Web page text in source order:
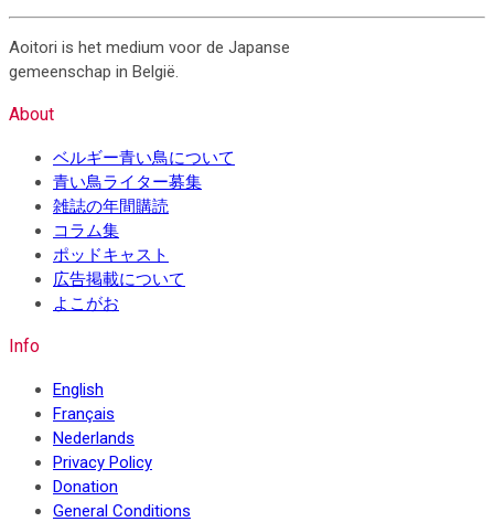
Aoitori is het medium voor de Japanse
gemeenschap in België.
About
ベルギー青い鳥について
青い鳥ライター募集
雑誌の年間購読
コラム集
ポッドキャスト
広告掲載について
よこがお
Info
English
Français
Nederlands
Privacy Policy
Donation
General Conditions